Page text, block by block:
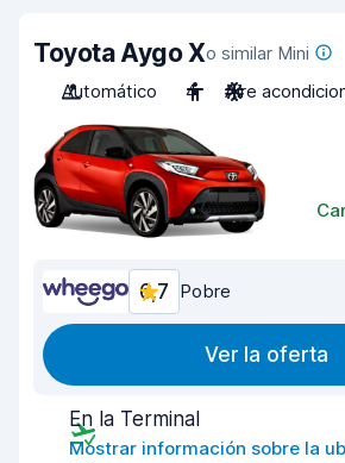
Toyota Aygo Xo similar Mini
Automático
4 Aire
6,7 Pobre
Ver la oferta
En la Terminal
Mostrar información sobre la